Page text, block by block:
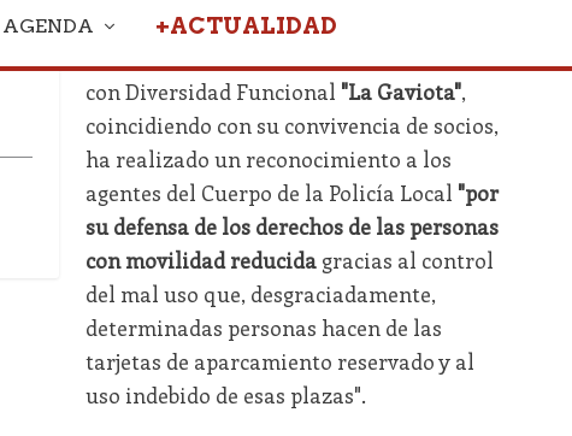
AGENDA +ACTUALIDAD
con Diversidad Funcional "La Gaviota",
coincidiendo con su convivencia de socios,
ha realizado un reconocimiento a los
agentes del Cuerpo de la Policía Local "por
su defensa de los derechos de las personas
con movilidad reducidagracias al control
del mal uso que, desgraciadamente,
determinadas personas hacen de las
tarjetas de aparcamiento reservado y al
uso indebido de esas plazas".